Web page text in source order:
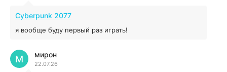
04.12.2025
16.95 ГБ
04.12.2025
Cyberpunk 2077
я вообще буду первый раз играть!
мирон
22.07.26
М